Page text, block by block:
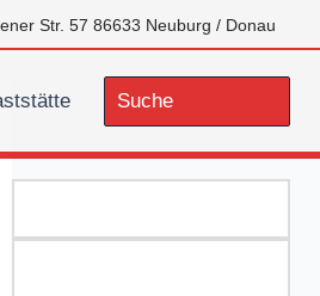
Str. 57 86633 Neuburg / Donau
Search
for: